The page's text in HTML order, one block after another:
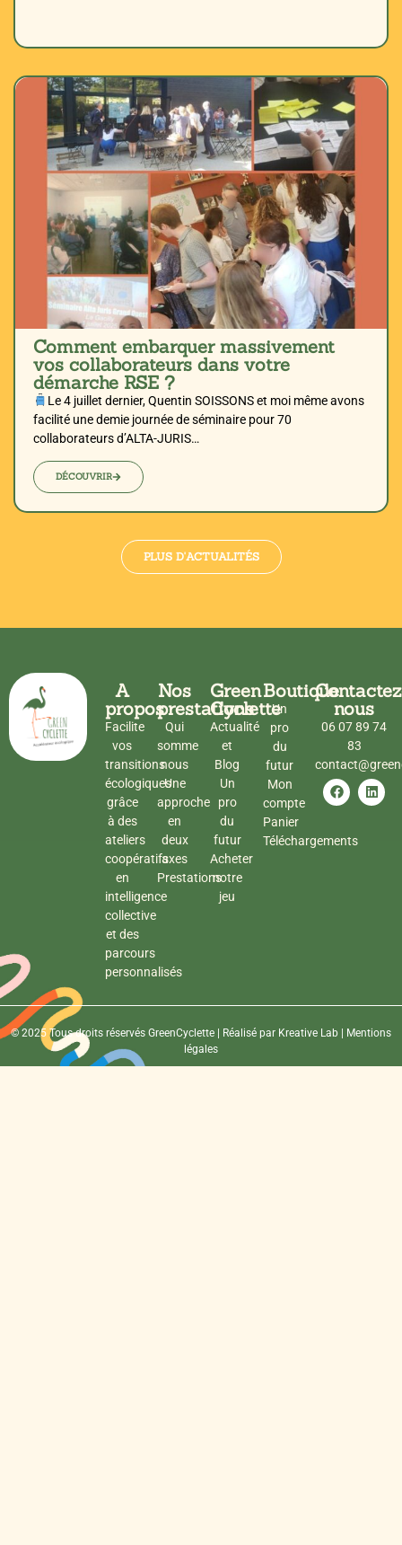
Comment embarquer massivement
vos collaborateurs dans votre
démarche RSE ?
Le 4 juillet dernier, Quentin SOISSONS et moi même avons
facilité une demie journée de séminaire pour 70
collaborateurs d’ALTA-JURIS…
DÉCOUVRIR
PLUS D'ACTUALITÉS
A
propos
Facilite
vos
transitions
écologiques
grâce
à des
ateliers
coopératifs
en
intelligence
collective
et des
parcours
personnalisés
Nos
prestations
Qui
somme
nous
Une
approche
en
deux
axes
Prestations
Green
Cyclette
Actualité
et
Blog
Un
pro
du
futur
Acheter
notre
jeu
Boutique
Un
pro
du
futur
Mon
compte
Panier
Téléchargements
nous
06 07 89 74
83
© 2025 Tous droits réservés GreenCyclette | Réalisé par Kreative Lab | Mentions
légales